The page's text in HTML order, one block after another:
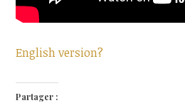
English version?
Partager :